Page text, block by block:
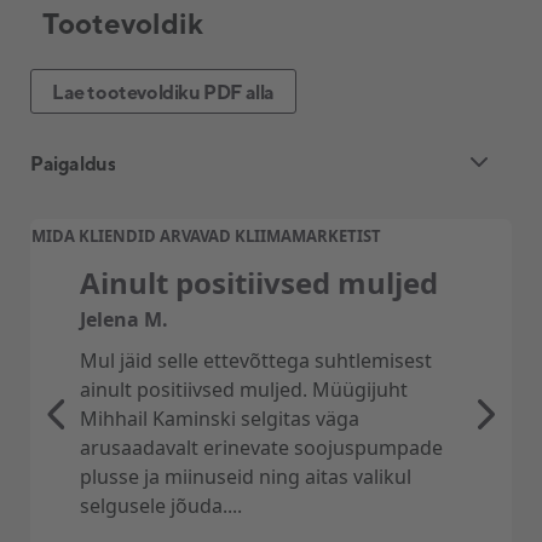
Tootevoldik
Lae tootevoldiku PDF alla
Paigaldus
3 siseosaga õhksoojuspumba
Õhk-õhk soojuspumba standardpaigaldus
sisaldab järgmist
– Välisosa paigaldus kuni 1,5 m kõrgusele
maapinnast
– Sise- ja välisosade vaheline ühendustoru ja
elektrikaabel kuni 2×5 m
– Välisosa seinakinnitus, vibratsioonikaitse,
kummipuksid ning paigaldus
MIDA KLIENDID ARVAVAD KLIIMAMARKETIST
Ainult positiivsed muljed
Jelena M.
Mul jäid selle ettevõttega suhtlemisest
ainult positiivsed muljed. Müügijuht
Mihhail Kaminski selgitas väga
arusaadavalt erinevate soojuspumpade
plusse ja miinuseid ning aitas valikul
selgusele jõuda....